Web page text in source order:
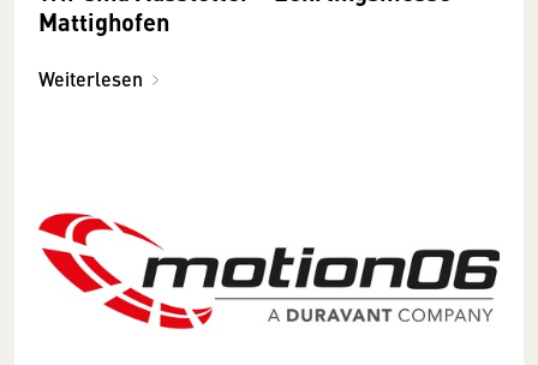
Mattighofen
Weiterlesen